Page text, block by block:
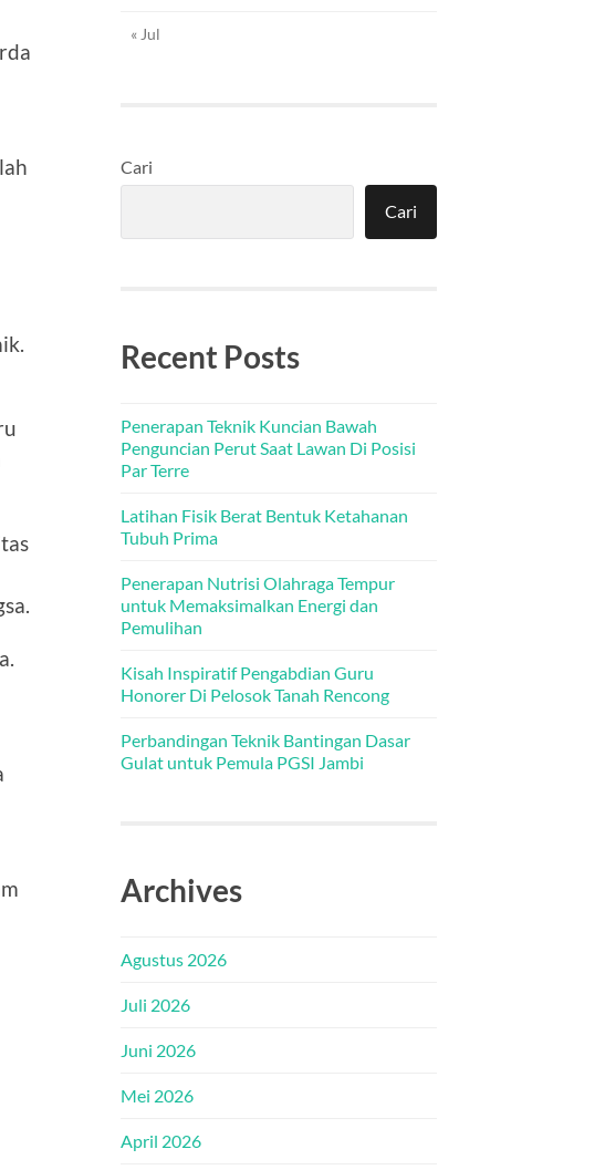
« Jul
Cari
Cari
Recent Posts
Penerapan Teknik Kuncian Bawah
Penguncian Perut Saat Lawan Di Posisi
Par Terre
Latihan Fisik Berat Bentuk Ketahanan
Tubuh Prima
Penerapan Nutrisi Olahraga Tempur
untuk Memaksimalkan Energi dan
Pemulihan
Kisah Inspiratif Pengabdian Guru
Honorer Di Pelosok Tanah Rencong
Perbandingan Teknik Bantingan Dasar
Gulat untuk Pemula PGSI Jambi
Archives
Agustus 2026
Juli 2026
Juni 2026
Mei 2026
April 2026